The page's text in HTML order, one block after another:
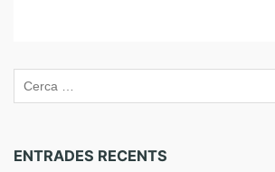
ENTRADES RECENTS